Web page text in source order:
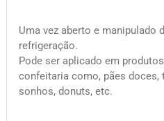
Uma vez aberto e manipulado
refrigeração.
Pode ser aplicado em
confeitaria como, pães
sonhos, donuts, etc.